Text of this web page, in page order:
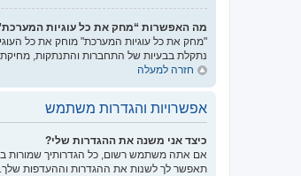
מה האפשרות “מחק את כל עוגיות
נתקלת בבעיות של התחברות והתנתקות, מחיקת
חזרה למעלה
אפשרויות והגדרות משתמש
כיצד אני משנה את ההגדרות שלי?
אם אתה משתמש רשום, כל הגדרותיך שמורות
תאפשר לך לשנות את ההגדרות וההעדפות שלך.